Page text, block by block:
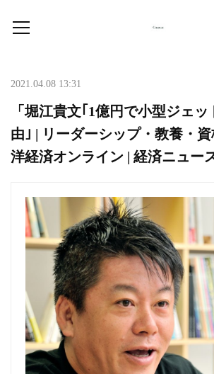
2021.04.08 13:31
「堀江貴文｢1億円で小型ジェ
由｣ | リーダーシップ・教養・
洋経済オンライン | 経済ニュー